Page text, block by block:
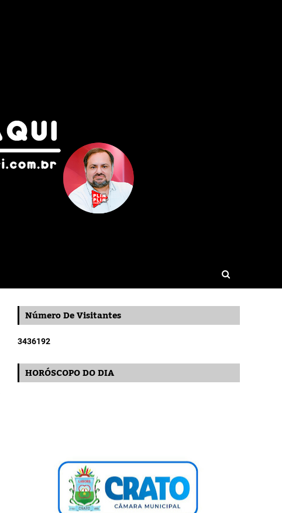
Número De Visitantes
3436192
HORÓSCOPO DO DIA